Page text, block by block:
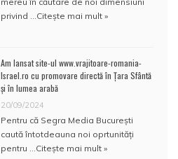
privind … Citește mai mult »
Am lansat site-ul www.vrajitoare-romania-
Israel.ro cu promovare directă în Țara Sfântă
și în lumea arabă
20/09/2024
Pentru că Segra Media București
caută întotdeauna noi oprtunități
pentru … Citește mai mult »